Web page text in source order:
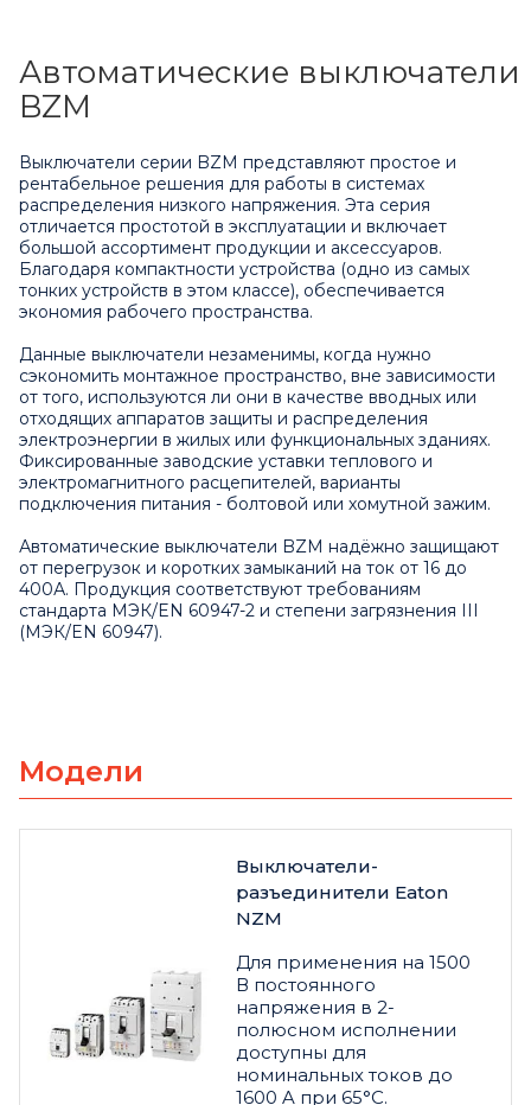
Автоматические выключатели
BZM
Выключатели серии BZM представляют простое и
рентабельное решения для работы в системах
распределения низкого напряжения. Эта серия
отличается простотой в эксплуатации и включает
большой ассортимент продукции и аксессуаров.
Благодаря компактности устройства (одно из самых
тонких устройств в этом классе), обеспечивается
экономия рабочего пространства.
Данные выключатели незаменимы, когда нужно
сэкономить монтажное пространство, вне зависимости
от того, используются ли они в качестве вводных или
отходящих аппаратов защиты и распределения
электроэнергии в жилых или функциональных зданиях.
Фиксированные заводские уставки теплового и
электромагнитного расцепителей, варианты
подключения питания - болтовой или хомутной зажим.
Автоматические выключатели BZM надёжно защищают
от перегрузок и коротких замыканий на ток от 16 до
400А. Продукция соответствуют требованиям
стандарта МЭК/EN 60947-2 и степени загрязнения III
(МЭК/EN 60947).
Модели
Выключатели-
разъединители Eaton
NZM
Для применения на 1500
В постоянного
напряжения в 2-
полюсном исполнении
доступны для
номинальных токов до
1600 A при 65°C.